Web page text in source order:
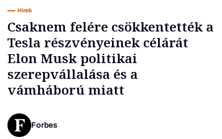
Hírek
Csaknem felére csökkentették a
Tesla részvényeinek célárát
Elon Musk politikai
szerepvállalása és a
vámháború miatt
Forbes